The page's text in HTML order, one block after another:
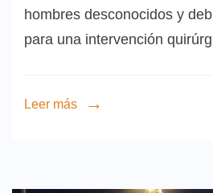
hombres desconocidos y
para una intervención
Leer más